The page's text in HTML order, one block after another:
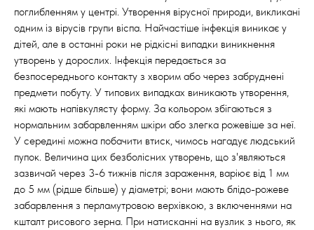
поглибленням у центрі. Утворення вірусної природи, викликані
одним із вірусів групи віспа. Найчастіше інфекція виникає у
дітей, але в останні роки не рідкісні випадки виникнення
утворень у дорослих. Інфекція передається за
безпосереднього контакту з хворим або через забруднені
предмети побуту. У типових випадках виникають утворення,
які мають напівкулясту форму. За кольором збігаються з
нормальним забарвленням шкіри або злегка рожевіше за неї.
У середині можна побачити втиск, чимось нагадує людський
пупок. Величина цих безболісних утворень, що з'являються
зазвичай через 3-6 тижнів після зараження, варіює від 1 мм
до 5 мм (рідше більше) у діаметрі; вони мають блідо-рожеве
забарвлення з перламутровою верхівкою, з включеннями на
кшталт рисового зерна. При натисканні на вузлик з нього, як